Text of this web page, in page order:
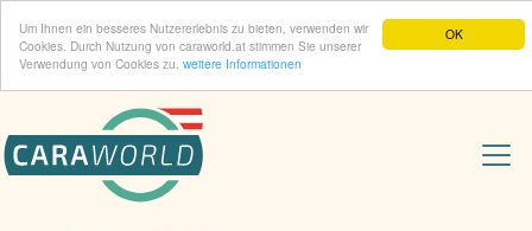
OK
Um Ihnen ein besseres Nutzererlebnis zu bieten, verwenden wir
Cookies. Durch Nutzung von caraworld.at stimmen Sie unserer
Verwendung von Cookies zu. weitere Informationen